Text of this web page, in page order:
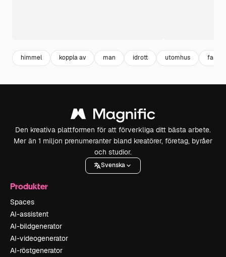
himmel koppla av man idrott utomhus
Den kreativa plattformen för att förverkliga ditt bästa arbete.
Mer än 1 miljon prenumeranter bland kreatörer, företag, byråer
och studior.
Svenska
Produkter
Spaces
AI-assistent
AI-bildgenerator
AI-videogenerator
AI-röstgenerator